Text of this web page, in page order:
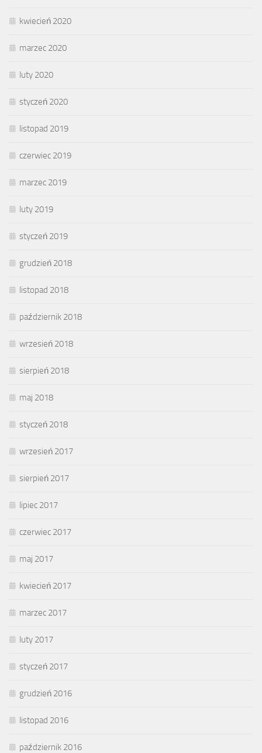
kwiecień 2020
marzec 2020
luty 2020
styczeń 2020
listopad 2019
czerwiec 2019
marzec 2019
luty 2019
styczeń 2019
grudzień 2018
listopad 2018
październik 2018
wrzesień 2018
sierpień 2018
maj 2018
styczeń 2018
wrzesień 2017
sierpień 2017
lipiec 2017
czerwiec 2017
maj 2017
kwiecień 2017
marzec 2017
luty 2017
styczeń 2017
grudzień 2016
listopad 2016
październik 2016